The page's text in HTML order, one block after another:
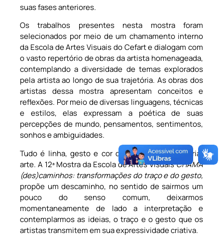
suas fases anteriores.
Os trabalhos presentes nesta mostra foram
selecionados por meio de um chamamento interno
da Escola de Artes Visuais do Cefart e dialogam com
o vasto repertório de obras da artista homenageada,
contemplando a diversidade de temas explorados
pela artista ao longo de sua trajetória. As obras dos
artistas dessa mostra apresentam conceitos e
reflexões. Por meio de diversas linguagens, técnicas
e estilos, elas expressam a poética de suas
percepções de mundo, pensamentos, sentimentos,
sonhos e ambiguidades.
Tudo é linha, gesto e cor quando se trata de criar
arte. A 12ª Mostra da Escola de Artes VisuaisCHAMA
(des)caminhos: transformações do traço e do gesto,
propõe um descaminho, no sentido de sairmos um
pouco do senso comum, deixarmos
momentaneamente de lado a interpretação e
contemplarmos as ideias, o traço e o gesto que os
artistas transmitem em sua expressividade criativa.